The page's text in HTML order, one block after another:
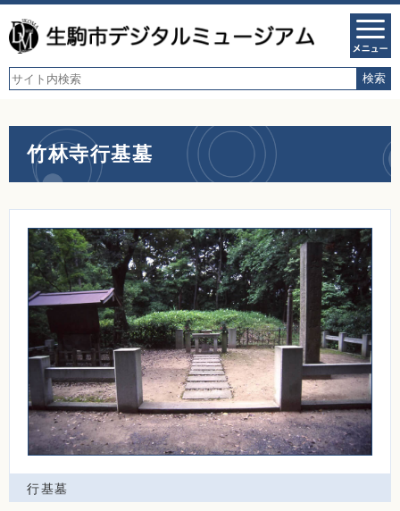
竹林寺行基墓
行基墓